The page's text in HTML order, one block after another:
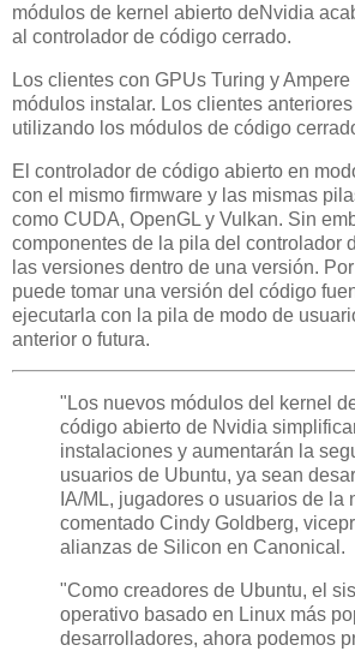
módulos de kernel abierto deNvidia
al controlador de código cerrado.
Los clientes con GPUs Turing y
módulos instalar. Los clientes
utilizando los módulos de código
El controlador de código abierto en
con el mismo firmware y las mismas
como CUDA, OpenGL y Vulkan. Sin
componentes de la pila del controlador
las versiones dentro de una versión.
puede tomar una versión del código
ejecutarla con la pila de modo de
anterior o futura.
"Los nuevos módulos del kernel
código abierto de Nvidia
instalaciones y aumentarán la
usuarios de Ubuntu, ya sean
IA/ML, jugadores o usuarios de la
comentado Cindy Goldberg,
alianzas de Silicon en Canonical.
"Como creadores de Ubuntu, el
operativo basado en Linux más
desarrolladores, ahora podemos